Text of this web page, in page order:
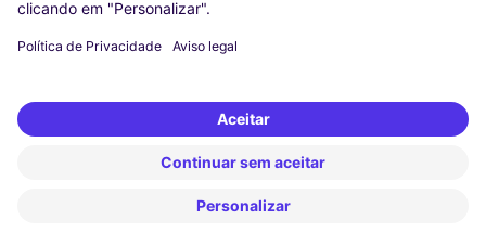
Frankfurt
Munich